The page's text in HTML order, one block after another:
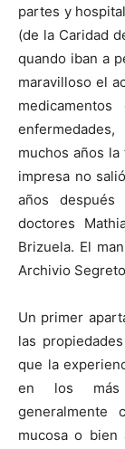
partes y
(de la Caridad
quando iban a
maravilloso el
muchos años
impresa no
años
doctores
Brizuela. El
Archivio
Un primer
las
que la
en los más
generalmente
mucosa o bien